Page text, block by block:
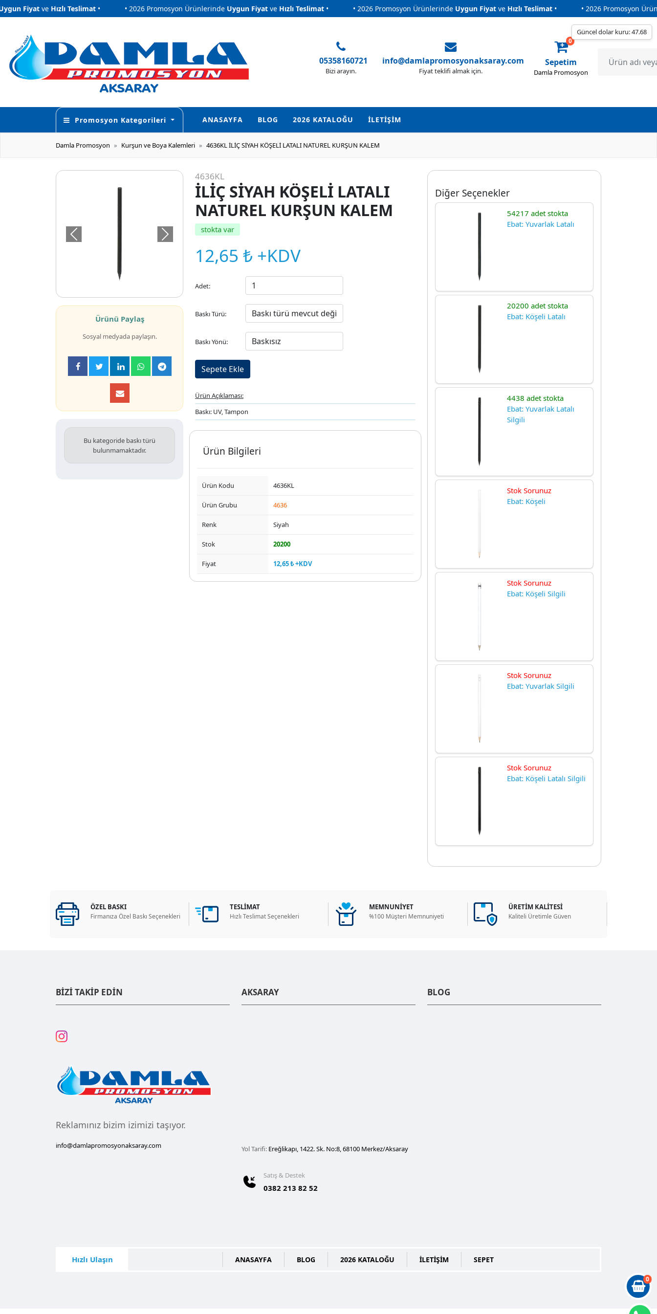
Güncel dolar kuru: 47.68
Fiyat veHızlı Teslimat• • 2026 Promosyon ÜrünlerindeUygun Fiyat veHızlı Teslimat• • 2026 Promosyon ÜrünlerindeUygun Fiyat veHızlı Teslimat•
• 2026 Promosyon
• 2026 Promosyon
0
05358160721
Bizi arayın.
info@damlapromosyonaksaray.com
Fiyat teklifi almak için.
Sepetim
0
Damla Promosyon
Promosyon Kategorileri ANASAYFA BLOG 2026 KATALOĞU İLETİŞİM
Damla Promosyon Kurşun ve Boya Kalemleri 4636KL İLİÇ SİYAH KÖŞELİ LATALI NATUREL KURŞUN KALEM
Önceki Sonraki
Ürünü Paylaş
Sosyal medyada paylaşın.
Bu kategoride baskı türü
bulunmamaktadır.
4636KL
İLİÇ SİYAH KÖŞELİ LATALI
NATUREL KURŞUN KALEM
stokta var
12,65 ₺ +KDV
Adet:
Baskı Türü:
Baskı Yönü:
Ürün Açıklaması:
Baskı: UV, Tampon
Ürün Bilgileri
Ürün Kodu 4636KL
Ürün Grubu 4636
Renk Siyah
Stok 20200
Fiyat 12,65 ₺ +KDV
Diğer Seçenekler
54217 adet stokta
Ebat: Yuvarlak Latalı
20200 adet stokta
Ebat: Köşeli Latalı
4438 adet stokta
Ebat: Yuvarlak Latalı
Silgili
Stok Sorunuz
Ebat: Köşeli
Stok Sorunuz
Ebat: Köşeli Silgili
Stok Sorunuz
Ebat: Yuvarlak Silgili
Stok Sorunuz
Ebat: Köşeli Latalı Silgili
ÖZEL BASKI
Firmanıza Özel Baskı Seçenekleri
TESLİMAT
Hızlı Teslimat Seçenekleri
MEMNUNİYET
%100 Müşteri Memnuniyeti
ÜRETİM KALİTESİ
Kaliteli Üretimle Güven
BİZİ TAKİP EDİN
Reklamınız bizim izimizi taşıyor.
info@damlapromosyonaksaray.com
AKSARAY
Yol Tarifi: Ereğlikapı, 1422. Sk. No:8, 68100 Merkez/Aksaray
Satış & Destek
0382 213 82 52
BLOG
Hızlı Ulaşın ANASAYFA BLOG 2026 KATALOĞU İLETİŞİM SEPET